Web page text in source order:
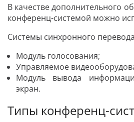
В качестве дополнительного
конференц-системой можно
Системы синхронного
Модуль голосования;
Управляемое
Модуль вывода
экран.
Типы конференц-